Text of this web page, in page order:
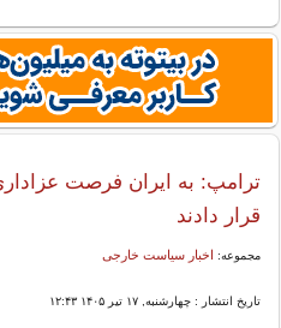
ترامپ: به ایران فرصت
قرار دادند
مجموعه: اخبار سیاست خارجی
تاریخ انتشار : چهارشنبه, ۱۷ تیر ۱۴۰۵ ۱۲:۴۳